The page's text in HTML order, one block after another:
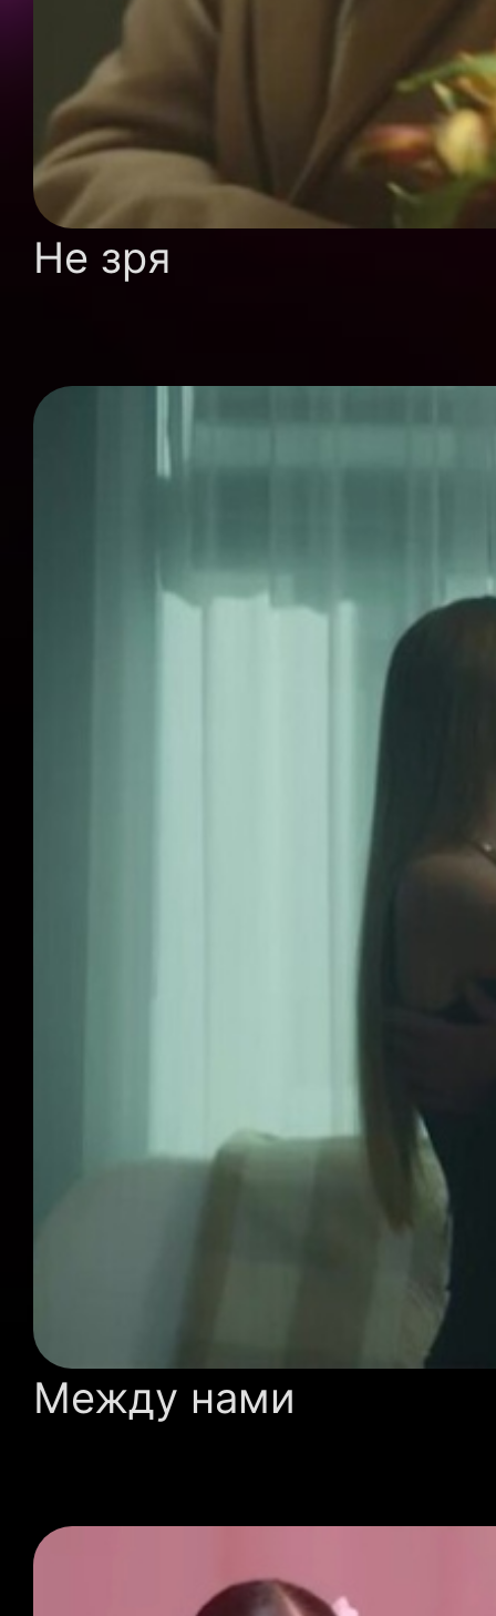
Не зря
Между нами